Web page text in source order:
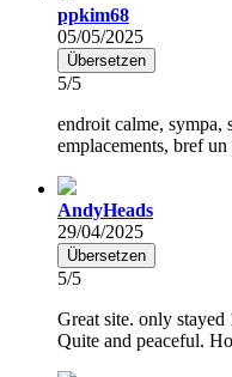
ppkim68
05/05/2025
Übersetzen
5/5
endroit calme, sympa,
emplacements, bref
AndyHeads
29/04/2025
Übersetzen
5/5
Great site. only
Quite and peaceful.